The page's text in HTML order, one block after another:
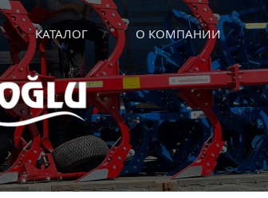
КАТАЛОГ О КОМПАНИИ